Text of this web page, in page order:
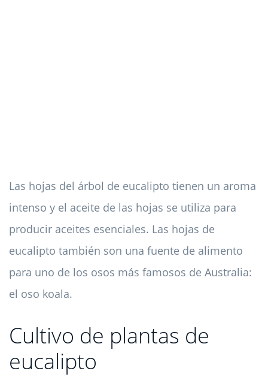
Las hojas del árbol de eucalipto tienen un aroma
intenso y el aceite de las hojas se utiliza para
producir aceites esenciales. Las hojas de
eucalipto también son una fuente de alimento
para uno de los osos más famosos de Australia:
el oso koala.
Cultivo de plantas de
eucalipto